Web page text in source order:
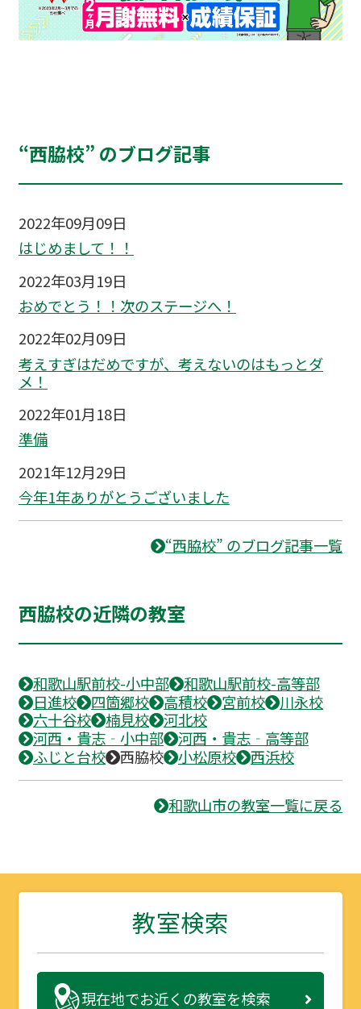
“西脇校” のブログ記事
2022年09月09日
はじめまして！！
2022年03月19日
おめでとう！！次のステージへ！
2022年02月09日
考えすぎはだめですが、考えないのはもっとダ
メ！
2022年01月18日
準備
2021年12月29日
今年1年ありがとうございました
“西脇校” のブログ記事一覧
西脇校の近隣の教室
和歌山駅前校-小中部
和歌山駅前校-高等部
日進校
四箇郷校 高積校 宮前校
川永校
六十谷校
楠見校
河北校
河西・貴志‐小中部
河西・貴志‐高等部
ふじと台校
西脇校 小松原校 西浜校
和歌山市の教室一覧に戻る
教室検索
現在地でお近くの教室を検索